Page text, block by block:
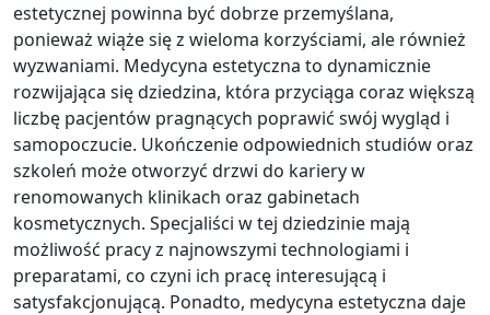
estetycznej powinna być dobrze przemyślana,
ponieważ wiąże się z wieloma korzyściami, ale również
wyzwaniami. Medycyna estetyczna to dynamicznie
rozwijająca się dziedzina, która przyciąga coraz większą
liczbę pacjentów pragnących poprawić swój wygląd i
samopoczucie. Ukończenie odpowiednich studiów oraz
szkoleń może otworzyć drzwi do kariery w
renomowanych klinikach oraz gabinetach
kosmetycznych. Specjaliści w tej dziedzinie mają
możliwość pracy z najnowszymi technologiami i
preparatami, co czyni ich pracę interesującą i
satysfakcjonującą. Ponadto, medycyna estetyczna daje